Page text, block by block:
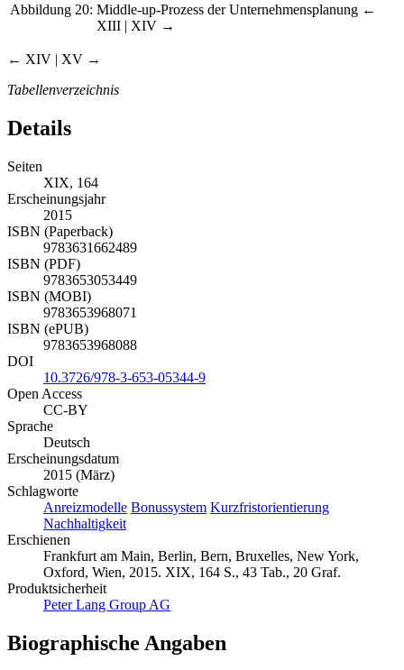
Abbildung 20: Middle-up-Prozess der Unternehmensplanung ←
XIII | XIV →
← XIV | XV →
Tabellenverzeichnis
Details
Seiten
XIX, 164
Erscheinungsjahr
2015
ISBN (Paperback)
9783631662489
ISBN (PDF)
9783653053449
ISBN (MOBI)
9783653968071
ISBN (ePUB)
9783653968088
DOI
10.3726/978-3-653-05344-9
Open Access
CC-BY
Sprache
Deutsch
Erscheinungsdatum
2015 (März)
Schlagworte
Anreizmodelle Bonussystem Kurzfristorientierung
Nachhaltigkeit
Erschienen
Frankfurt am Main, Berlin, Bern, Bruxelles, New York,
Oxford, Wien, 2015. XIX, 164 S., 43 Tab., 20 Graf.
Produktsicherheit
Peter Lang Group AG
Biographische Angaben